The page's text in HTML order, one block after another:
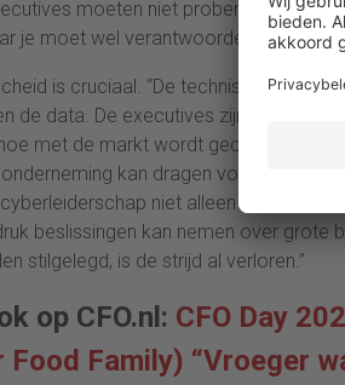
moeten niet proberen zelf de
je moet wel verantwoordelijkheid
is cruciaal. “De technische
de data. De executives zijn eigenaar
met de markt wordt
onderneming kan dragen voordat het
niet alleen een
beslissingen kan nemen over grote
stilgelegd, is de strijd al verloren.”
op CFO.nl: CFO Day
Food Family) “Vroeger